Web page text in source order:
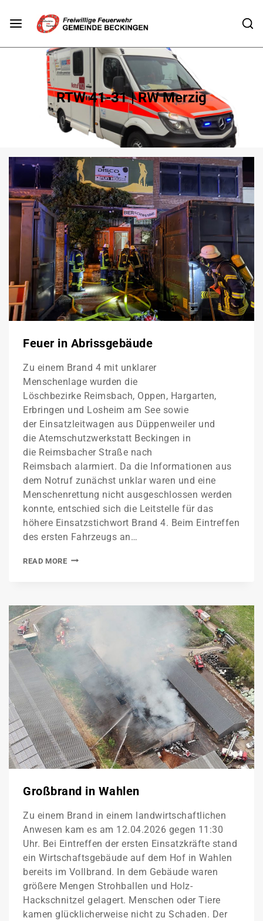
RTW 41-31 | RW Merzig
Feuer in Abrissgebäude
Zu einem Brand 4 mit unklarer
Menschenlage wurden die
Löschbezirke Reimsbach, Oppen, Hargarten,
Erbringen und Losheim am See sowie
der Einsatzleitwagen aus Düppenweiler und
die Atemschutzwerkstatt Beckingen in
die Reimsbacher Straße nach
Reimsbach alarmiert. Da die Informationen aus
dem Notruf zunächst unklar waren und eine
Menschenrettung nicht ausgeschlossen werden
konnte, entschied sich die Leitstelle für das
höhere Einsatzstichwort Brand 4. Beim Eintreffen
des ersten Fahrzeugs an…
READ MORE
Großbrand in Wahlen
Zu einem Brand in einem landwirtschaftlichen
Anwesen kam es am 12.04.2026 gegen 11:30
Uhr. Bei Eintreffen der ersten Einsatzkräfte stand
ein Wirtschaftsgebäude auf dem Hof in Wahlen
bereits im Vollbrand. In dem Gebäude waren
größere Mengen Strohballen und Holz-
Hackschnitzel gelagert. Menschen oder Tiere
kamen glücklicherweise nicht zu Schaden. Der